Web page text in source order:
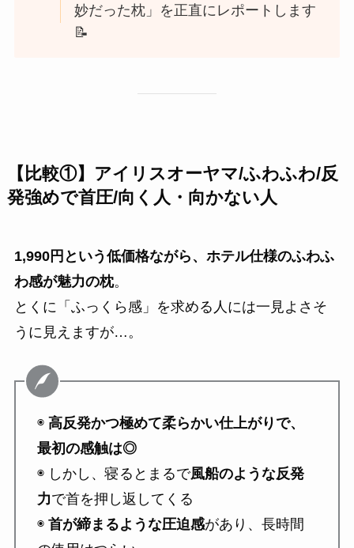
妙だった枕」を正直にレポートします
📝
【比較①】アイリスオーヤマ/ふわふわ/反
発強めで首圧/向く人・向かない人
1,990円という低価格ながら、ホテル仕様のふわふ
わ感が魅力の枕。
とくに「ふっくら感」を求める人には一見よさそ
うに見えますが…。
◉ 高反発かつ極めて柔らかい仕上がりで、
最初の感触は◎
◉ しかし、寝るとまるで風船のような反発
力で首を押し返してくる
◉ 首が締まるような圧迫感があり、長時間